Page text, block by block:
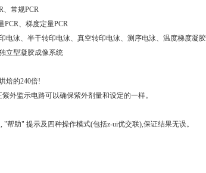
、常规PCR
、梯度定量PCR
泳、半干转印电泳、真空转印电泳、测序电泳、温度梯度凝
立型凝胶成像系统
焙的240倍!
外监示电路可以确保紫外剂量和设定的一样。
助" 提示及四种操作模式(包括z-ui优交联),保证结果无误。